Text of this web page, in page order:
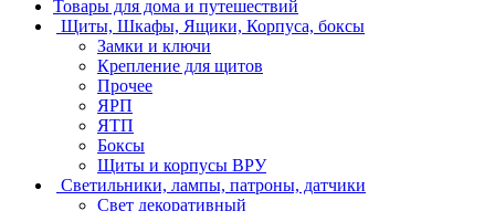
Товары для дома и путешествий
Щиты, Шкафы, Ящики, Корпуса, боксы
Замки и ключи
Крепление для щитов
Прочее
ЯРП
ЯТП
Боксы
Щиты и корпусы ВРУ
Светильники, лампы, патроны, датчики
Свет декоративный